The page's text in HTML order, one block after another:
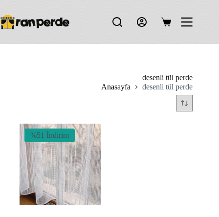
content
Shopping
desenli tül perde
Anasayfa
desenli tül perde
%51 İndirim